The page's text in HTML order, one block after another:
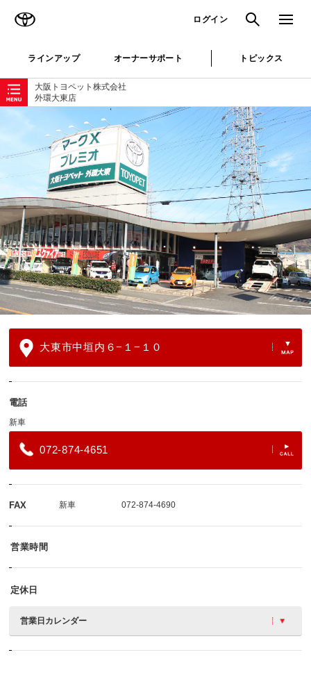
ログイン 検索 メニュ
ラインアップ オーナーサポート トピックス
大阪トヨペット株式会社
外環大東店
ローカルナビゲーション
大東市中垣内６−１−１０
電話
新車
072-874-4651
FAX 新車 072-874-4690
営業時間
定休日
営業日カレンダー